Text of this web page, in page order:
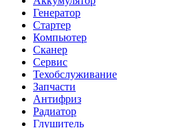
Генератор
Стартер
Компьютер
Сканер
Сервис
Техобслуживание
Запчасти
Антифриз
Радиатор
Глушитель